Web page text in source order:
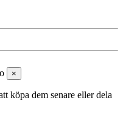
×
köpa dem senare eller dela